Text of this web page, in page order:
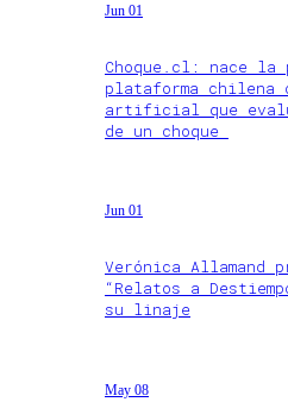
Jun 01
Choque.cl: nace la
plataforma
artificial que
de un choque
Jun 01
Verónica Allamand
“Relatos a
su linaje
May 08